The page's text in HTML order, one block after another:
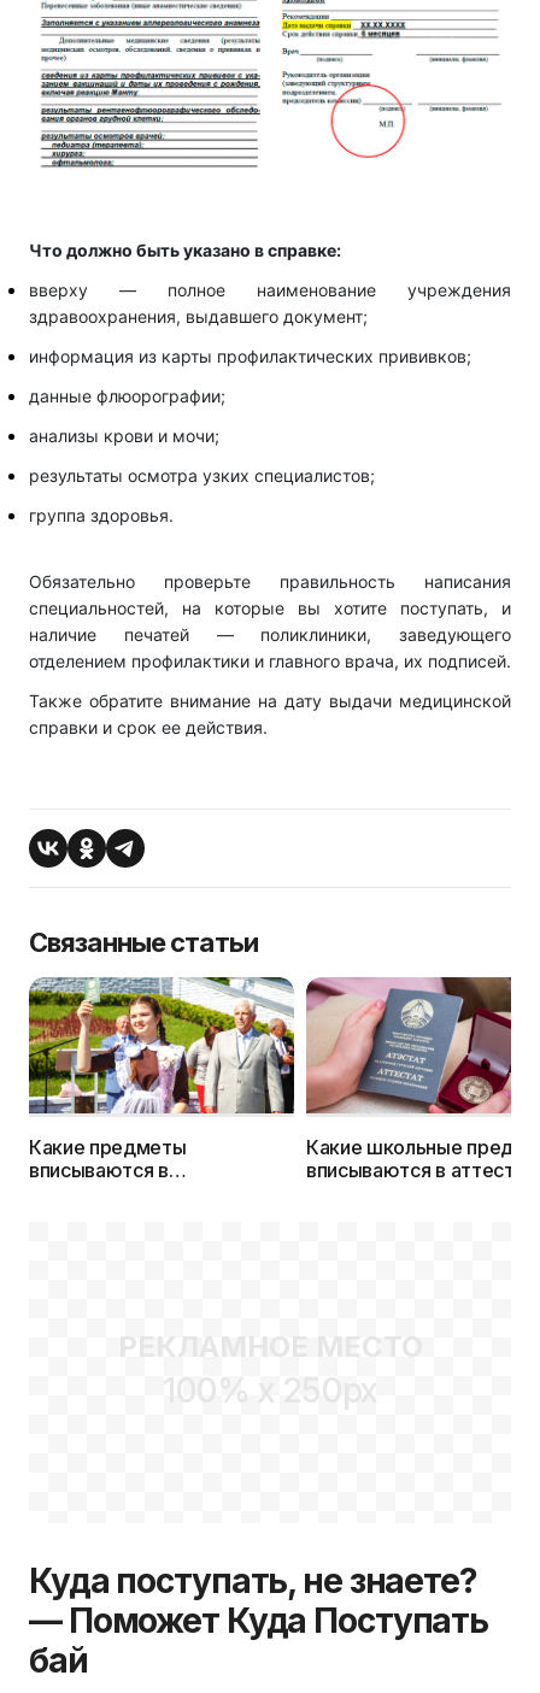
Что должно быть указано в справке:
вверху — полное наименование учреждения
здравоохранения, выдавшего документ;
информация из карты профилактических прививков;
данные флюорографии;
анализы крови и мочи;
результаты осмотра узких специалистов;
группа здоровья.
Обязательно проверьте правильность написания
специальностей, на которые вы хотите поступать, и
наличие печатей — поликлиники, заведующего
отделением профилактики и главного врача, их подписей.
Также обратите внимание на дату выдачи медицинской
справки и срок ее действия.
Связанные статьи
Какие предметы
вписываются в
Какие школьные
вписываются в аттестат
РЕКЛАМНОЕ МЕСТО
100% x 250px
Куда поступать, не знаете?
— Поможет Куда Поступать
бай